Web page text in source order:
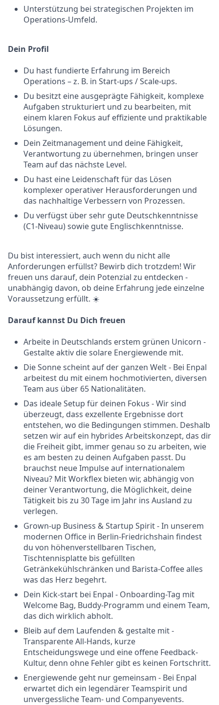
Unterstützung bei strategischen Projekten im
Operations-Umfeld.
Dein Profil
Du hast fundierte Erfahrung im Bereich
Operations – z. B. in Start-ups / Scale-ups.
Du besitzt eine ausgeprägte Fähigkeit, komplexe
Aufgaben strukturiert und zu bearbeiten, mit
einem klaren Fokus auf effiziente und praktikable
Lösungen.
Dein Zeitmanagement und deine Fähigkeit,
Verantwortung zu übernehmen, bringen unser
Team auf das nächste Level.
Du hast eine Leidenschaft für das Lösen
komplexer operativer Herausforderungen und
das nachhaltige Verbessern von Prozessen.
Du verfügst über sehr gute Deutschkenntnisse
(C1-Niveau) sowie gute Englischkenntnisse.
Du bist interessiert, auch wenn du nicht alle
Anforderungen erfüllst? Bewirb dich trotzdem! Wir
freuen uns darauf, dein Potenzial zu entdecken -
unabhängig davon, ob deine Erfahrung jede einzelne
Voraussetzung erfüllt. ☀️
Darauf kannst Du Dich freuen
Arbeite in Deutschlands erstem grünen Unicorn -
Gestalte aktiv die solare Energiewende mit.
Die Sonne scheint auf der ganzen Welt - Bei Enpal
arbeitest du mit einem hochmotivierten, diversen
Team aus über 65 Nationalitäten.
Das ideale Setup für deinen Fokus - Wir sind
überzeugt, dass exzellente Ergebnisse dort
entstehen, wo die Bedingungen stimmen. Deshalb
setzen wir auf ein hybrides Arbeitskonzept, das dir
die Freiheit gibt, immer genau so zu arbeiten, wie
es am besten zu deinen Aufgaben passt. Du
brauchst neue Impulse auf internationalem
Niveau? Mit Workflex bieten wir, abhängig von
deiner Verantwortung, die Möglichkeit, deine
Tätigkeit bis zu 30 Tage im Jahr ins Ausland zu
verlegen.
Grown-up Business & Startup Spirit - In unserem
modernen Office in Berlin-Friedrichshain findest
du von höhenverstellbaren Tischen,
Tischtennisplatte bis gefüllten
Getränkekühlschränken und Barista-Coffee alles
was das Herz begehrt.
Dein Kick-start bei Enpal - Onboarding-Tag mit
Welcome Bag, Buddy-Programm und einem Team,
das dich wirklich abholt.
Bleib auf dem Laufenden & gestalte mit -
Transparente All-Hands, kurze
Entscheidungswege und eine offene Feedback-
Kultur, denn ohne Fehler gibt es keinen Fortschritt.
Energiewende geht nur gemeinsam - Bei Enpal
erwartet dich ein legendärer Teamspirit und
unvergessliche Team- und Companyevents.